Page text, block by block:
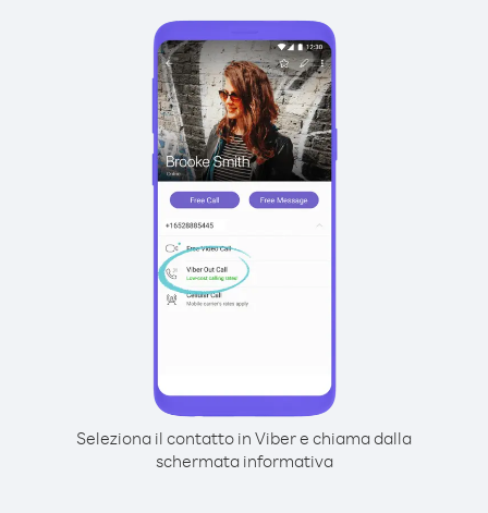
Seleziona il contatto in Viber e chiama dalla
schermata informativa